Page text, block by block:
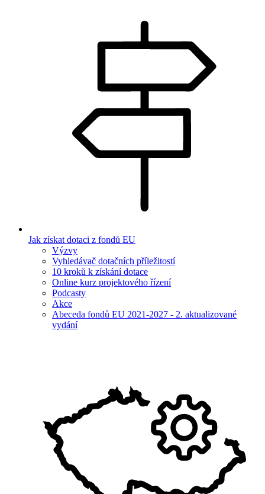
Jak získat dotaci z fondů EU
Výzvy
Vyhledávač dotačních příležitostí
10 kroků k získání dotace
Online kurz projektového řízení
Podcasty
Akce
Abeceda fondů EU 2021-2027 - 2. aktualizované
vydání